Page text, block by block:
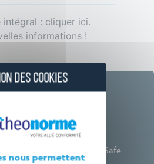
intégral : cliquer ici.
informations !
Théo Norme et BatiSafe
DES COOKIES
nous permettent